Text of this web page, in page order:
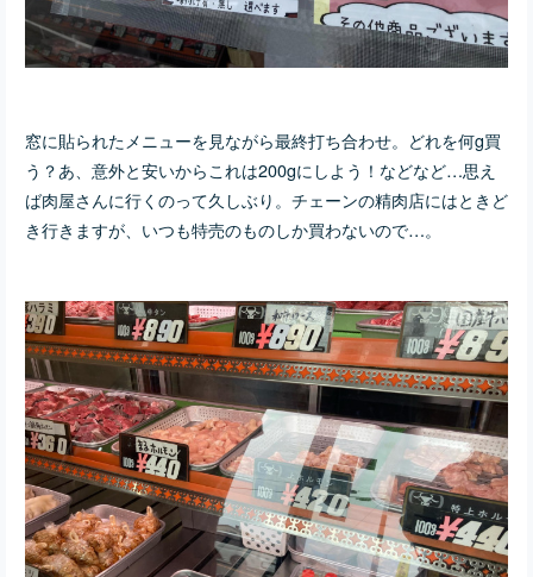
窓に貼られたメニューを見ながら最終打ち合わせ。どれを何g買
う？あ、意外と安いからこれは200gにしよう！などなど…思え
ば肉屋さんに行くのって久しぶり。チェーンの精肉店にはときど
き行きますが、いつも特売のものしか買わないので…。